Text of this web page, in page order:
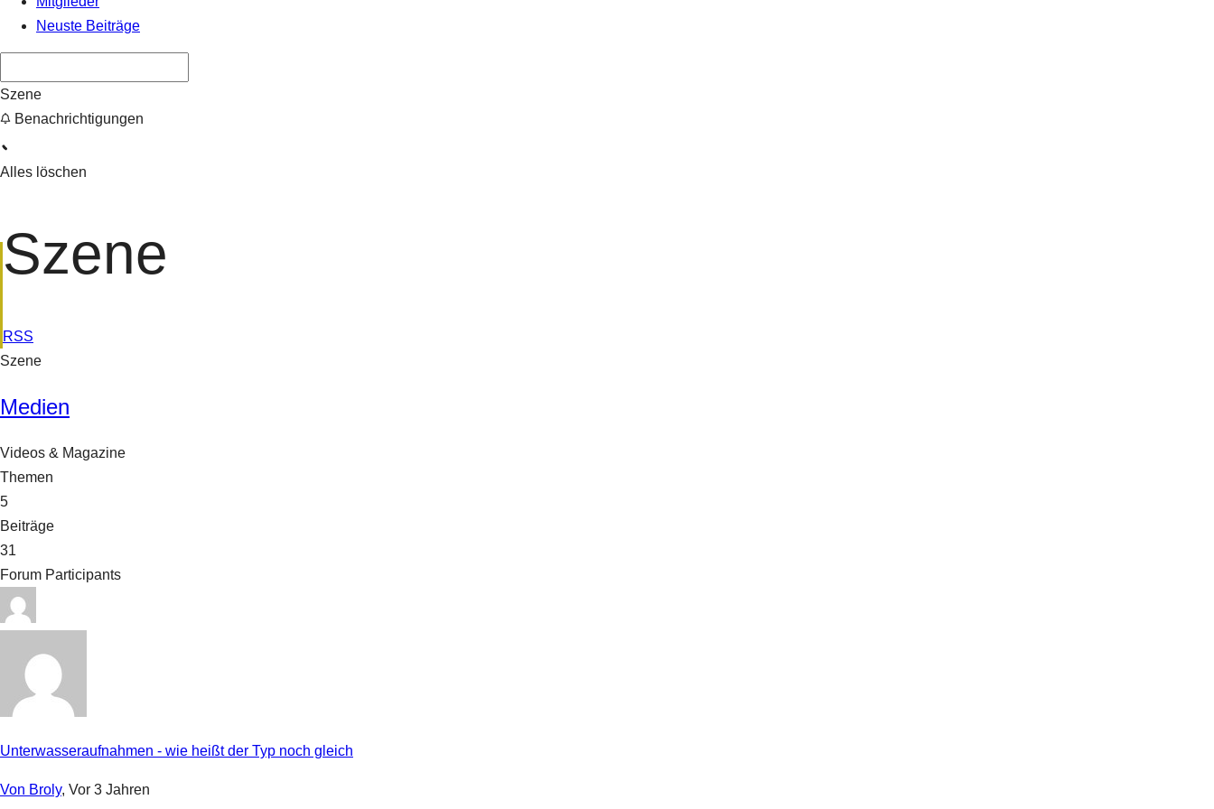
Neuste Beiträge
Szene
Benachrichtigungen
Alles löschen
Szene
RSS
Szene
Medien
Videos & Magazine
Themen
5
Beiträge
31
Forum Participants
Unterwasseraufnahmen - wie heißt der Typ noch gleich
Von Broly, Vor 3 Jahren